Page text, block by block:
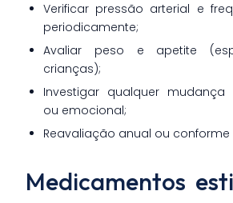
Verificar pressão arterial e
periodicamente;
Avaliar peso e apetite
crianças);
Investigar qualquer mudança
ou emocional;
Reavaliação anual ou conforme
Medicamentos